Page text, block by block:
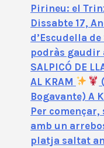
Pirineu: el
Dissabte 17,
d’Escudella
podràs gaudir
SALPICÓ DE
AL KRAM
Bogavante) A
Per
amb un
platja saltat